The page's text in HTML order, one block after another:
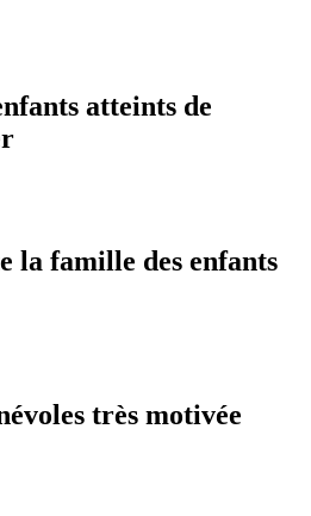
atteints de
la famille des enfants
très motivée